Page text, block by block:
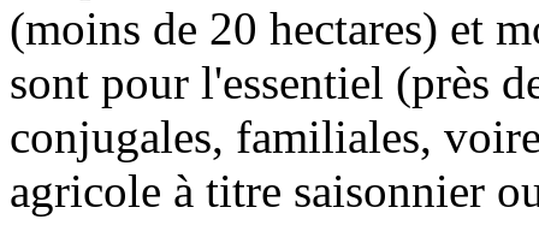
(moins de 20 hectares) et
sont pour l'essentiel (près
conjugales, familiales,
agricole à titre saisonnier